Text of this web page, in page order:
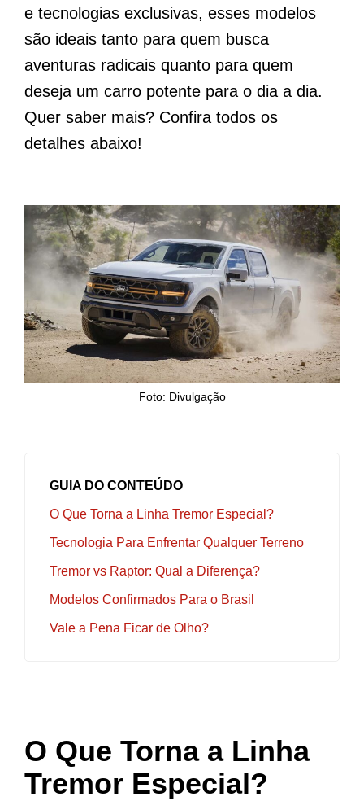
e tecnologias exclusivas, esses modelos
são ideais tanto para quem busca
aventuras radicais quanto para quem
deseja um carro potente para o dia a dia.
Quer saber mais? Confira todos os
detalhes abaixo!
Foto: Divulgação
GUIA DO CONTEÚDO
O Que Torna a Linha Tremor Especial?
Tecnologia Para Enfrentar Qualquer Terreno
Tremor vs Raptor: Qual a Diferença?
Modelos Confirmados Para o Brasil
Vale a Pena Ficar de Olho?
O Que Torna a Linha
Tremor Especial?